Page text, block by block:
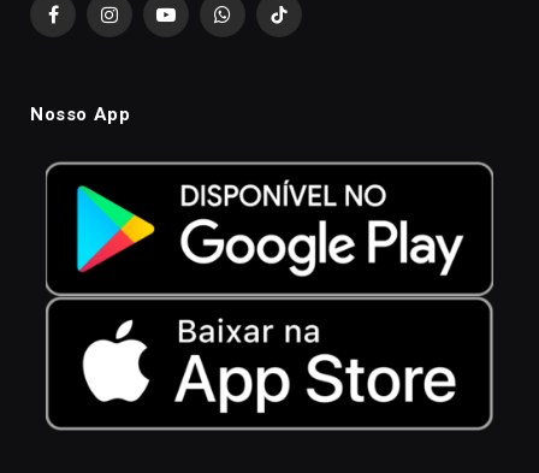
FacebookInstagramYouTubeWhatsAppTikTok
Nosso App